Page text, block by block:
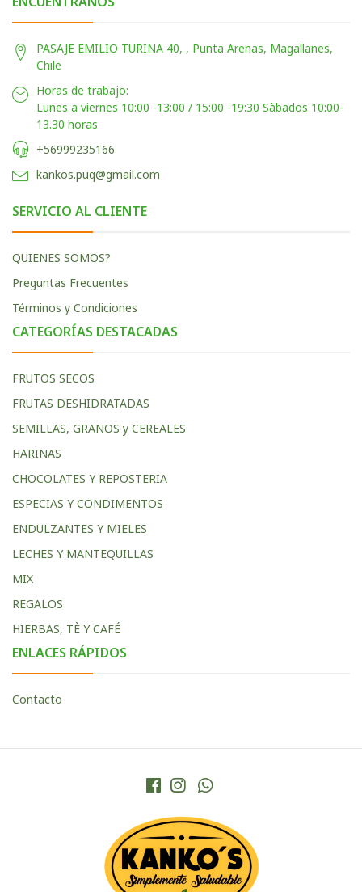
PASAJE EMILIO TURINA 40, , Punta Arenas, Magallanes,
Chile
Horas de trabajo:
Lunes a viernes 10:00 -13:00 / 15:00 -19:30 Sàbados 10:00-
13.30 horas
+56999235166
kankos.puq@gmail.com
SERVICIO AL CLIENTE
QUIENES SOMOS?
Preguntas Frecuentes
Términos y Condiciones
CATEGORÍAS DESTACADAS
FRUTOS SECOS
FRUTAS DESHIDRATADAS
SEMILLAS, GRANOS y CEREALES
HARINAS
CHOCOLATES Y REPOSTERIA
ESPECIAS Y CONDIMENTOS
ENDULZANTES Y MIELES
LECHES Y MANTEQUILLAS
MIX
REGALOS
HIERBAS, TÈ Y CAFÉ
ENLACES RÁPIDOS
Contacto